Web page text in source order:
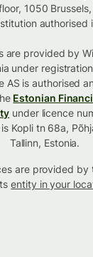
1050
authorised
are provided by
under
AS is authorised
Estonian
under licence
Kopli tn 68a,
Tallinn, Estonia.
are provided by
entity in your